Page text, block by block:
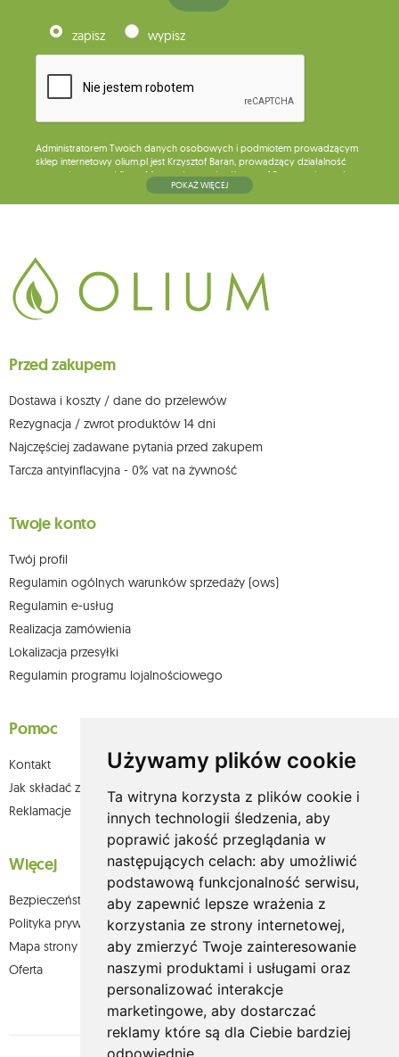
Używamy plików cookie
Ta witryna korzysta z plików cookie i
innych technologii śledzenia, aby
poprawić jakość przeglądania w
następujących celach: aby umożliwić
podstawową funkcjonalność serwisu,
aby zapewnić lepsze wrażenia z
korzystania ze strony internetowej,
aby zmierzyć Twoje zainteresowanie
naszymi produktami i usługami oraz
personalizować interakcje
marketingowe, aby dostarczać
reklamy które są dla Ciebie bardziej
odpowiednie.
zapisz wypisz
Administratorem Twoich danych osobowych i podmiotem prowadzącym
sklep internetowy olium.pl jest Krzysztof Baran, prowadzący działalność
gospodarczą pod firmą: Mouton Interactive Krzysztof Baran wpisaną do
Centralnej Ewidencji i Informacji o Działalności Gospodarczej, adres
głównego miejsca wykonywania działalności w Siedlcach, ul. Starowiejska
Dane będą przetwarzane w celu wysyłki newslettera i przechowywane do
chwili rezygnacji z subskrypcji.
Przysługuje Ci prawo do żądania dostępu do swoich danych osobowych,
ich sprostowania, usunięcia, ograniczenia przetwarzania, wniesienia
sprzeciwu wobec przetwarzania swoich danych oraz prawo do
którego dokonano na podstawie zgody przed jej cofnięciem. W tym celu
możesz kontaktować się z działem obsługi klienta Mouton Interactive pod
Więcej informacji: www.mouton.pl/ODO
POKAŻ WIĘCEJ
Przed zakupem
Dostawa i koszty / dane do przelewów
Rezygnacja / zwrot produktów 14 dni
Najczęściej zadawane pytania przed zakupem
Tarcza antyinflacyjna - 0% vat na żywność
Twoje konto
Twój profil
Regulamin ogólnych warunków sprzedaży (ows)
Regulamin e-usług
Realizacja zamówienia
Lokalizacja przesyłki
Regulamin programu lojalnościowego
Pomoc
Kontakt
Jak składać zamówienia w sklepie olium.pl?
Reklamacje
Więcej
Bezpieczeństwo płatności
Polityka prywatności
Mapa strony
Oferta